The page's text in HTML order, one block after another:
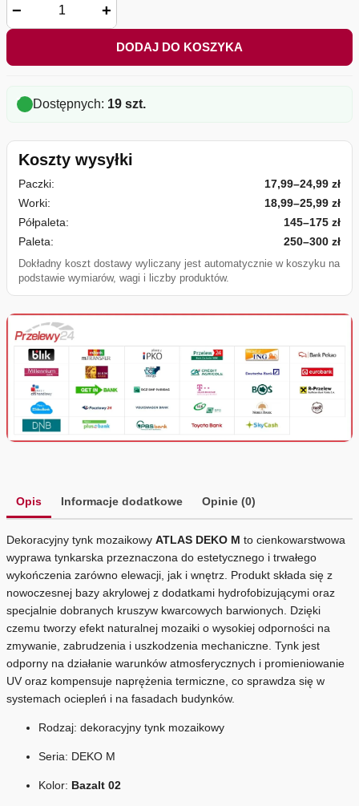
− +
DODAJ DO KOSZYKA
Dostępnych: 19 szt.
Koszty wysyłki
Paczki:
17,99–24,99 zł
Worki:
18,99–25,99 zł
Półpaleta:
145–175 zł
Paleta:
250–300 zł
Dokładny koszt dostawy wyliczany jest automatycznie w koszyku na
podstawie wymiarów, wagi i liczby produktów.
Opis Informacje dodatkowe Opinie (0)
Dekoracyjny tynk mozaikowy ATLAS DEKO M to cienkowarstwowa
wyprawa tynkarska przeznaczona do estetycznego i trwałego
wykończenia zarówno elewacji, jak i wnętrz. Produkt składa się z
nowoczesnej bazy akrylowej z dodatkami hydrofobizującymi oraz
specjalnie dobranych kruszyw kwarcowych barwionych. Dzięki
czemu tworzy efekt naturalnej mozaiki o wysokiej odporności na
zmywanie, zabrudzenia i uszkodzenia mechaniczne. Tynk jest
odporny na działanie warunków atmosferycznych i promieniowanie
UV oraz kompensuje naprężenia termiczne, co sprawdza się w
systemach ociepleń i na fasadach budynków.
Rodzaj: dekoracyjny tynk mozaikowy
Seria: DEKO M
Kolor: Bazalt 02